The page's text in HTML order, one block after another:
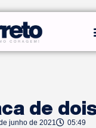
de
junho de 2021 05:49